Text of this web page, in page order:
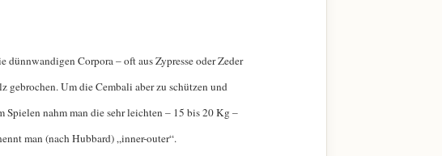
dünnwandigen Corpora – oft aus Zypresse oder Zeder
gebrochen. Um die Cembali aber zu schützen und
Spielen nahm man die sehr leichten – 15 bis 20 Kg –
man (nach Hubbard) „inner-outer“.